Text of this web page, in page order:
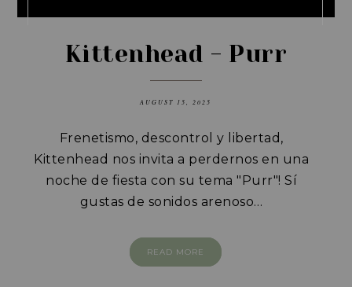
Kittenhead - Purr
AUGUST 15, 2025
Frenetismo, descontrol y libertad,
Kittenhead nos invita a perdernos en una
noche de fiesta con su tema "Purr"! Sí
gustas de sonidos arenoso…
READ MORE